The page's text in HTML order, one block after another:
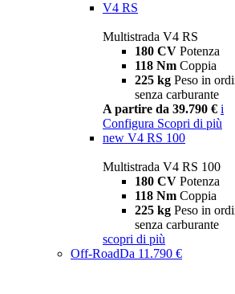
V4 RS
Multistrada V4 RS
180 CV Potenza
118 Nm Coppia
225 kg Peso in
senza carburante
A partire da 39.790 € i
Configura Scopri di più
new V4 RS 100
Multistrada V4 RS 100
180 CV Potenza
118 Nm Coppia
225 kg Peso in
senza carburante
scopri di più
Off-RoadDa 11.790 €